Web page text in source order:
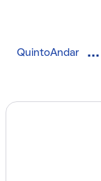
QuintoAndar